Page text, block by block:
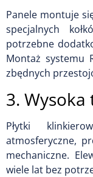
Panele montuje
specjalnych
potrzebne
Montaż systemu
zbędnych
3. Wysoka
Płytki
atmosferyczne,
mechaniczne.
wiele lat bez